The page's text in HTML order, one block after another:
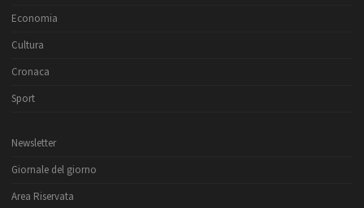
Economia
Cultura
Cronaca
Sport
Newsletter
Giornale del giorno
Area Riservata